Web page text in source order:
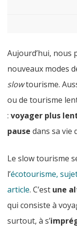
Aujourd’hui, nous
nouveaux modes
slowtourisme.
ou de tourisme
: voyager plus
pause dans sa vie
Le slow tourisme
l’écotourisme,
article. C’est une
qui consiste à
surtout, à s’